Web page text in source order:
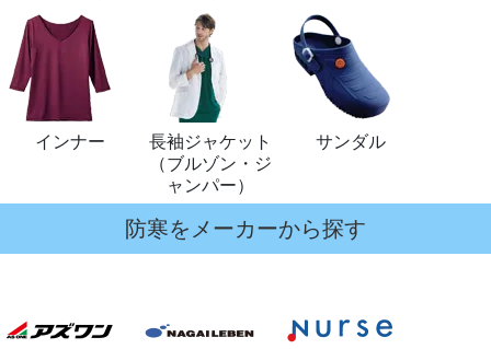
インナー
長袖ジャケット
（ブルゾン・ジ
ャンパー）
サンダル
防寒をメーカーから探す